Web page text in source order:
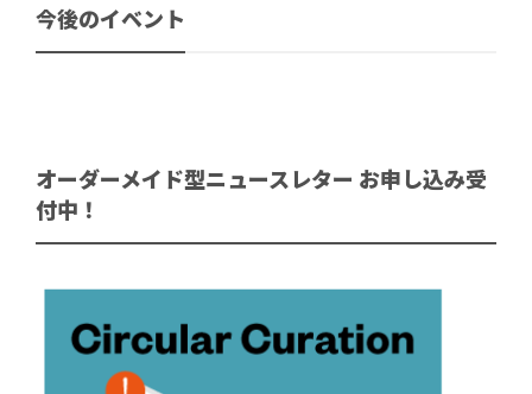
今後のイベント
オーダーメイド型ニュースレター お申し込み受
付中！